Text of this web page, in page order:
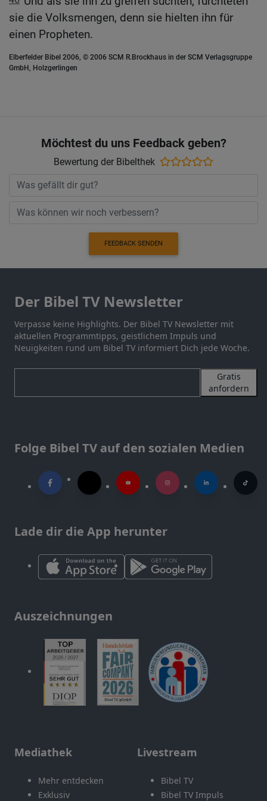
sie die Volksmengen, denn sie hielten ihn für
einen Propheten.
Elberfelder Bibel 2006, © 2006 SCM R.Brockhaus in der SCM Verlagsgruppe
GmbH, Holzgerlingen
Möchtest du uns Feedback geben?
Bewertung der Bibelthek
FEEDBACK SENDEN
Der Bibel TV Newsletter
Verpasse keine Highlights. Der Bibel TV Newsletter mit
aktuellen Programmtipps, geistlichem Impuls und
Neuigkeiten rund um Bibel TV informiert Dich jede Woche.
Gratis
anfordern
Folge Bibel TV auf den sozialen Medien
Lade dir die App herunter
Auszeichnungen
Mediathek
Mehr entdecken
Exklusiv
Livestream
Bibel TV
Bibel TV Impuls